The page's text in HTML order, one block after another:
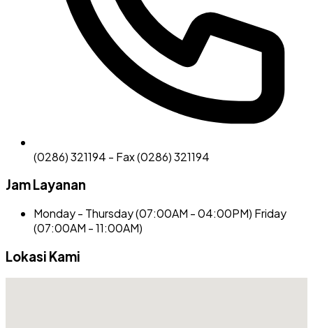
(0286) 321194 - Fax (0286) 321194
Jam Layanan
Monday - Thursday (07:00AM - 04:00PM) Friday
(07:00AM - 11:00AM)
Lokasi Kami